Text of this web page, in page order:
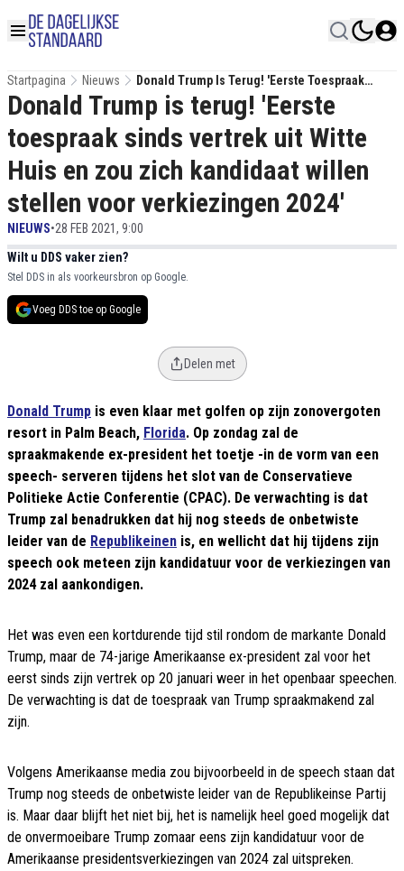
Startpagina Nieuws
Donald Trump Is Terug! 'Eerste Toespraak
Sinds Vertrek Uit Witte Huis En Zou Zich
Kandidaat Willen Stellen Voor Verkiezingen
2024'
Donald Trump is terug! 'Eerste
toespraak sinds vertrek uit Witte
Huis en zou zich kandidaat willen
stellen voor verkiezingen 2024'
NIEUWS•28 FEB 2021, 9:00
Wilt u DDS vaker zien?
Stel DDS in als voorkeursbron op Google.
Voeg DDS toe op Google
Delen met
Donald Trump is even klaar met golfen op zijn zonovergoten
resort in Palm Beach, Florida. Op zondag zal de
spraakmakende ex-president het toetje -in de vorm van een
speech- serveren tijdens het slot van de Conservatieve
Politieke Actie Conferentie (CPAC). De verwachting is dat
Trump zal benadrukken dat hij nog steeds de onbetwiste
leider van de Republikeinen is, en wellicht dat hij tijdens zijn
speech ook meteen zijn kandidatuur voor de verkiezingen van
2024 zal aankondigen.
Het was even een kortdurende tijd stil rondom de markante Donald
Trump, maar de 74-jarige Amerikaanse ex-president zal voor het
eerst sinds zijn vertrek op 20 januari weer in het openbaar speechen.
De verwachting is dat de toespraak van Trump spraakmakend zal
zijn.
Volgens Amerikaanse media zou bijvoorbeeld in de speech staan dat
Trump nog steeds de onbetwiste leider van de Republikeinse Partij
is. Maar daar blijft het niet bij, het is namelijk heel goed mogelijk dat
de onvermoeibare Trump zomaar eens zijn kandidatuur voor de
Amerikaanse presidentsverkiezingen van 2024 zal uitspreken.